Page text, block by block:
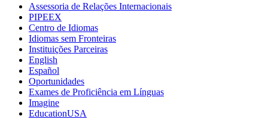
Assessoria de Relações Internacionais
PIPEEX
Centro de Idiomas
Idiomas sem Fronteiras
Instituições Parceiras
English
Español
Oportunidades
Exames de Proficiência em Línguas
Imagine
EducationUSA